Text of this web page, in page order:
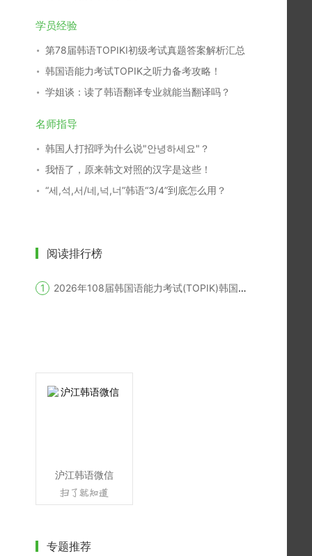
学员经验
第78届韩语TOPIKⅠ初级考试真题答案解析汇总
韩国语能力考试TOPIK之听力备考攻略！
学姐谈：读了韩语翻译专业就能当翻译吗？
名师指导
韩国人打招呼为什么说"안녕하세요"？
我悟了，原来韩文对照的汉字是这些！
“세,석,서/네,넉,너”韩语“3/4”到底怎么用？
阅读排行榜
2026年108届韩国语能力考试(TOPIK)韩国报名时间
沪江韩语微信
专题推荐